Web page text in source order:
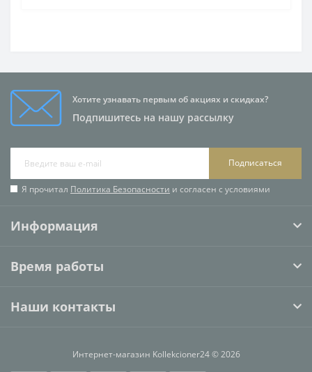
Хотите узнавать первым об акциях и скидках?
Подпишитесь на нашу рассылку
Подписаться
Я прочитал Политика Безопасности и согласен с условиями
Информация
Время работы
Наши контакты
Интернет-магазин Kollekcioner24 © 2026